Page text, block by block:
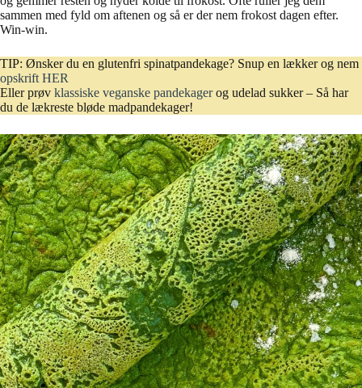
sammen med fyld om aftenen og så er der nem frokost dagen efter.
Win-win.
TIP: Ønsker du en glutenfri spinatpandekage? Snup en lækker og nem
opskrift HER
Eller prøv klassiske veganske pandekagerog udelad sukker – Så har
du de lækreste bløde madpandekager!